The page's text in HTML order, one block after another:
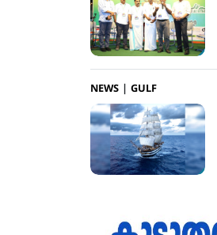
NEWS GULF